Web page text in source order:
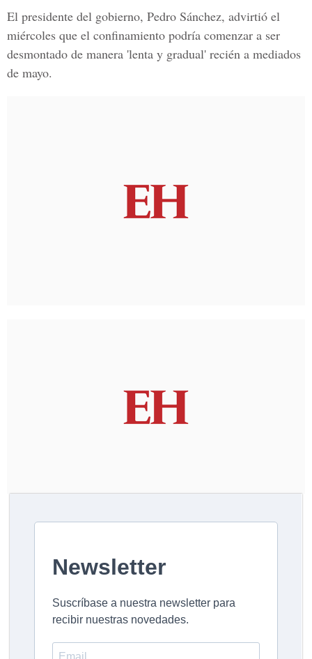
El presidente del gobierno, Pedro Sánchez, advirtió el
miércoles que el confinamiento podría comenzar a ser
desmontado de manera 'lenta y gradual' recién a mediados
de mayo.